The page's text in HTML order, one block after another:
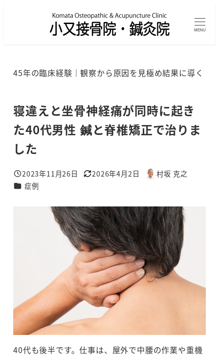
MENU
45年の臨床経験｜観察から原因を見極め結果に導く
寝違えと坐骨神経痛が同時に起き
た40代男性 鍼と脊椎矯正で治りま
した
投稿日
2023年11月26日
更新日
2026年4月2日
著
村坂 克之
カテゴリー
症例
40代も後半です。仕事は、屋外で中腰の作業や重機